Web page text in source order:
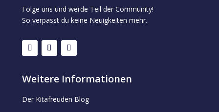
Folge uns und werde Teil der Community!
So verpasst du keine Neuigkeiten mehr.
Weitere Informationen
Der Kitafreuden Blog